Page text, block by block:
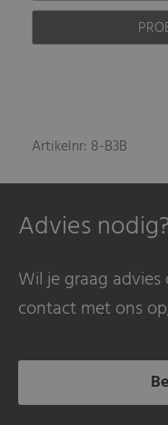
Artikelnr: 8-B3B
Advies
Wil je graag
contact met ons